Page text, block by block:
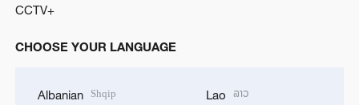
CCTV+
CHOOSE YOUR LANGUAGE
Albanian Shqip Lao ລາວ